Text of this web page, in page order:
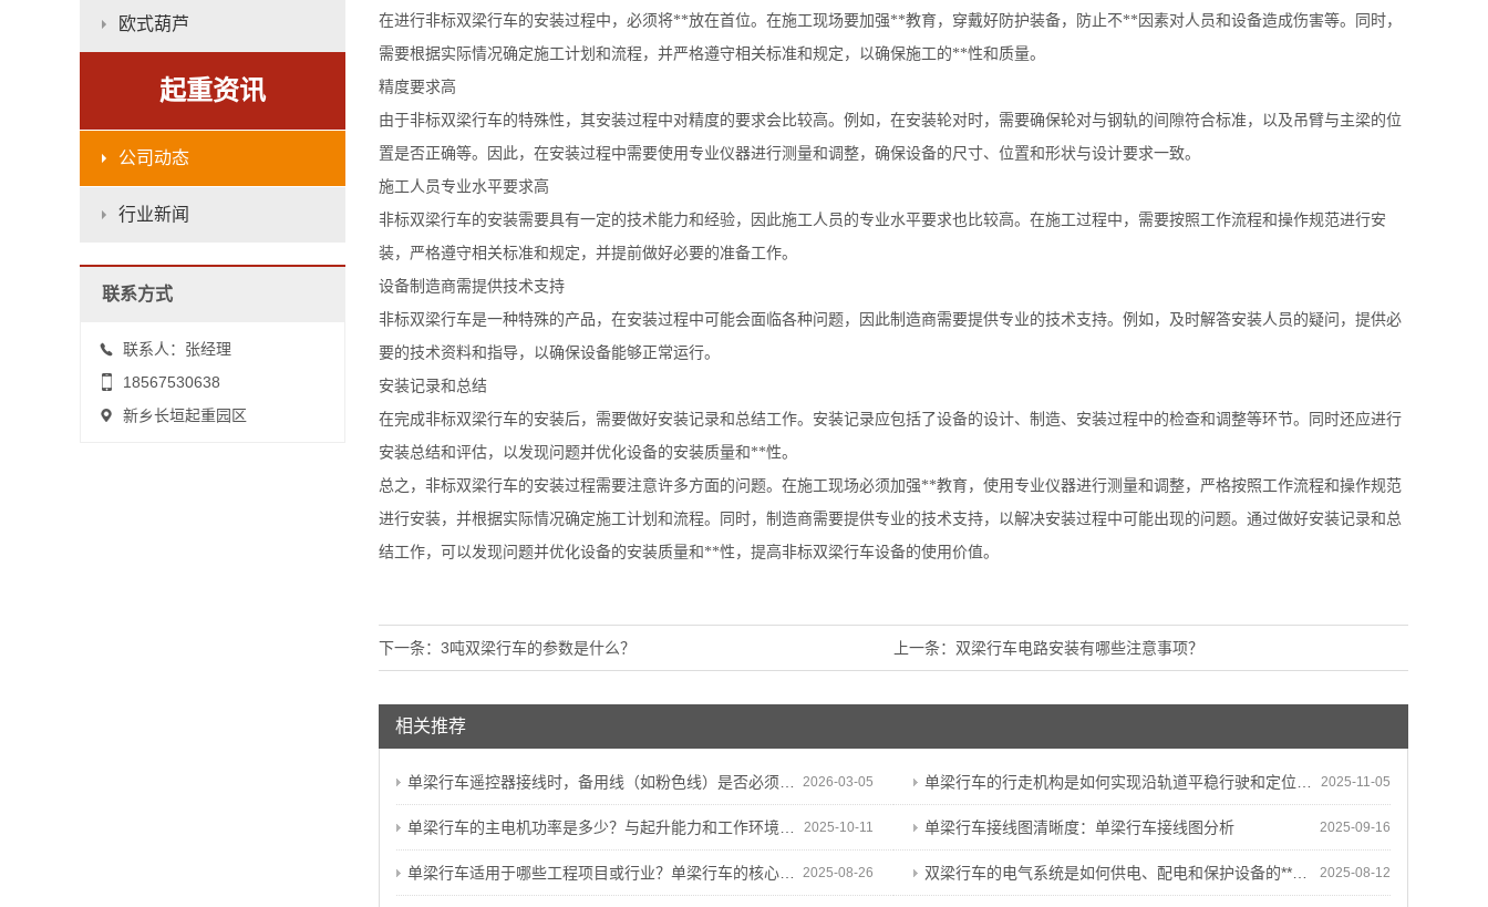
欧式葫芦
起重资讯
公司动态
行业新闻
联系方式
联系人：张经理
18567530638
新乡长垣起重园区
在进行非标双梁行车的安装过程中，必须将**放在首位。在施工现场要加强**教育，穿戴好防护装备，防止不**因素对人员和设备造成伤害等。同时，
需要根据实际情况确定施工计划和流程，并严格遵守相关标准和规定，以确保施工的**性和质量。
精度要求高
由于非标双梁行车的特殊性，其安装过程中对精度的要求会比较高。例如，在安装轮对时，需要确保轮对与钢轨的间隙符合标准，以及吊臂与主梁的位
置是否正确等。因此，在安装过程中需要使用专业仪器进行测量和调整，确保设备的尺寸、位置和形状与设计要求一致。
施工人员专业水平要求高
非标双梁行车的安装需要具有一定的技术能力和经验，因此施工人员的专业水平要求也比较高。在施工过程中，需要按照工作流程和操作规范进行安
装，严格遵守相关标准和规定，并提前做好必要的准备工作。
设备制造商需提供技术支持
非标双梁行车是一种特殊的产品，在安装过程中可能会面临各种问题，因此制造商需要提供专业的技术支持。例如，及时解答安装人员的疑问，提供必
要的技术资料和指导，以确保设备能够正常运行。
安装记录和总结
在完成非标双梁行车的安装后，需要做好安装记录和总结工作。安装记录应包括了设备的设计、制造、安装过程中的检查和调整等环节。同时还应进行
安装总结和评估，以发现问题并优化设备的安装质量和**性。
总之，非标双梁行车的安装过程需要注意许多方面的问题。在施工现场必须加强**教育，使用专业仪器进行测量和调整，严格按照工作流程和操作规范
进行安装，并根据实际情况确定施工计划和流程。同时，制造商需要提供专业的技术支持，以解决安装过程中可能出现的问题。通过做好安装记录和总
结工作，可以发现问题并优化设备的安装质量和**性，提高非标双梁行车设备的使用价值。
上一条： 双梁行车电路安装有哪些注意事项？
下一条： 3吨双梁行车的参数是什么？
相关推荐
2026-03-05
单梁行车遥控器接线时，备用线（如粉色线）是否必须保留？能否剪断？ 2025-11-05
单梁行车的行走机构是如何实现沿轨道平稳行驶和定位的？
2025-10-11
单梁行车的主电机功率是多少？与起升能力和工作环境有何关联？ 2025-09-16
单梁行车接线图清晰度：单梁行车接线图分析
2025-08-26
单梁行车适用于哪些工程项目或行业？单梁行车的核心特性与适用基础 2025-08-12
双梁行车的电气系统是如何供电、配电和保护设备的**运行的？